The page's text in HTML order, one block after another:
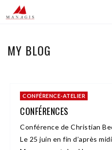
MY BLOG
CONFÉRENCE-ATELIER
CONFÉRENCES
Conférence de Christian
Le 25 juin en fin d’après